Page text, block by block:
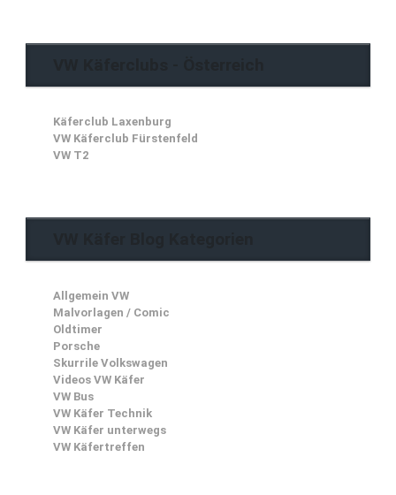
Käferclub Laxenburg
VW Käferclub Fürstenfeld
VW T2
Allgemein VW
Malvorlagen / Comic
Oldtimer
Porsche
Skurrile Volkswagen
Videos VW Käfer
VW Bus
VW Käfer Technik
VW Käfer unterwegs
VW Käfertreffen